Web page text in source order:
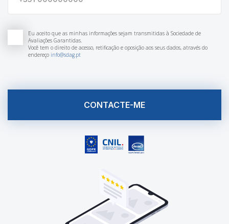
Eu aceito que as minhas informações sejam transmitidas à Sociedade de
Avaliações Garantidas.
Você tem o direito de acesso, retificação e oposição aos seus dados, através do
endereço info@sdag.pt
CONTACTE-ME